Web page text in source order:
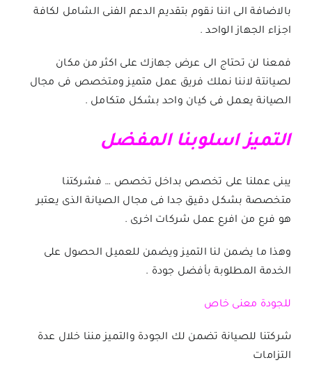
بالاضافة الى اننا نقوم بتقديم الدعم الفنى الشامل لكافة
اجزاء الجهاز الواحد .
فمعنا لن تحتاج الى عرض جهازك على اكثر من مكان
لصيانتة لاننا نملك فريق عمل متميز ومتخصص فى مجال
الصيانة يعمل فى كيان واحد بشكل متكامل .
التميز اسلوبنا المفضل
يبنى عملنا على تخصص بداخل تخصص … فشركتنا
متخصصة بشكل دقيق جدا فى مجال الصيانة الذى يعتبر
هو فرع من افرع عمل شركات اخرى .
وهذا ما يضمن لنا التميز ويضمن للعميل الحصول على
الخدمة المطلوبة بأفضل جودة .
للجودة معنى خاص
شركتنا للصيانة تضمن لك الجودة والتميز مننا خلال عدة
التزامات